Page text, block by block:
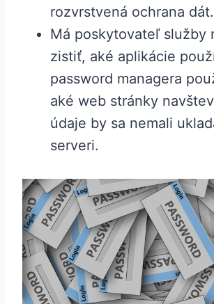
rozvrstvená ochrana dát.
Má poskytovateľ služby
zistiť, aké aplikácie
password managera
aké web stránky
údaje by sa nemali
serveri.